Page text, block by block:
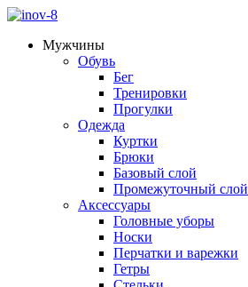
Мужчины
Обувь
Бег
Тренировки
Прогулки
Одежда
Куртки
Брюки
Базовый слой
Промежуточный слой
Аксессуары
Головные уборы
Носки
Перчатки и варежки
Гетры